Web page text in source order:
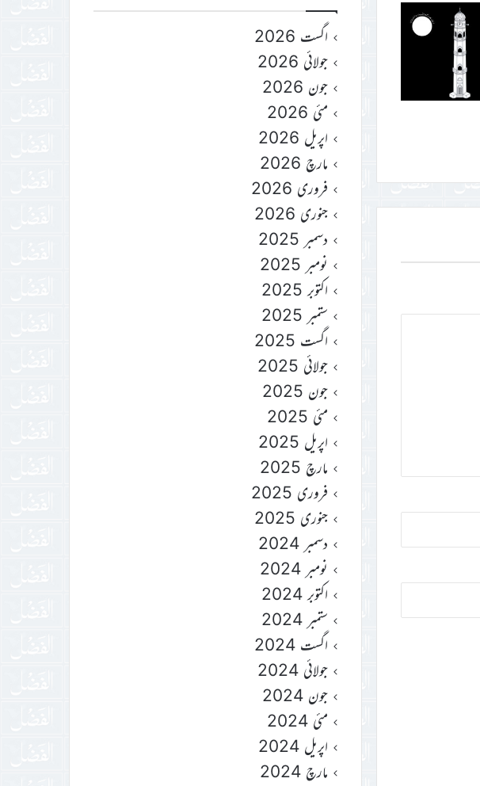
اگست 2026
جولائی 2026
جون 2026
مئی 2026
اپریل 2026
مارچ 2026
فروری 2026
جنوری 2026
دسمبر 2025
نومبر 2025
اکتوبر 2025
ستمبر 2025
اگست 2025
جولائی 2025
جون 2025
مئی 2025
اپریل 2025
مارچ 2025
فروری 2025
جنوری 2025
دسمبر 2024
نومبر 2024
اکتوبر 2024
ستمبر 2024
اگست 2024
جولائی 2024
جون 2024
مئی 2024
اپریل 2024
مارچ 2024